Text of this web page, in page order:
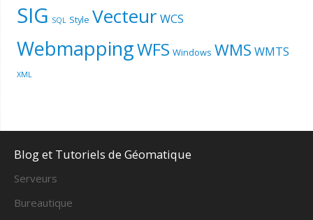
SIG SQL Style Vecteur WCS
WebmappingWFS Windows WMS WMTS
XML
Blog et Tutoriels de Géomatique
Serveurs
Bureautique